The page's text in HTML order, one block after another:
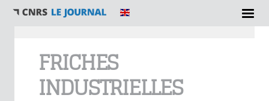
FRICHES
INDUSTRIELLES